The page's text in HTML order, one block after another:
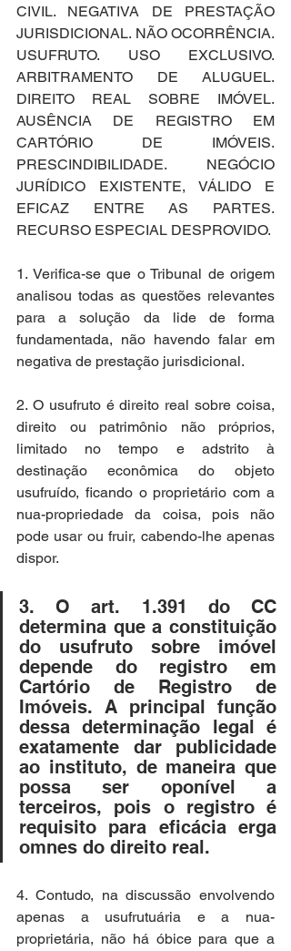
CIVIL. NEGATIVA DE PRESTAÇÃO
JURISDICIONAL. NÃO OCORRÊNCIA.
USUFRUTO. USO EXCLUSIVO.
ARBITRAMENTO DE ALUGUEL.
DIREITO REAL SOBRE IMÓVEL.
AUSÊNCIA DE REGISTRO EM
CARTÓRIO DE IMÓVEIS.
PRESCINDIBILIDADE. NEGÓCIO
JURÍDICO EXISTENTE, VÁLIDO E
EFICAZ ENTRE AS PARTES.
RECURSO ESPECIAL DESPROVIDO.
1. Verifica-se que o Tribunal de origem
analisou todas as questões relevantes
para a solução da lide de forma
fundamentada, não havendo falar em
negativa de prestação jurisdicional.
2. O usufruto é direito real sobre coisa,
direito ou patrimônio não próprios,
limitado no tempo e adstrito à
destinação econômica do objeto
usufruído, ficando o proprietário com a
nua-propriedade da coisa, pois não
pode usar ou fruir, cabendo-lhe apenas
dispor.
3. O art. 1.391 do CC
determina que a constituição
do usufruto sobre imóvel
depende do registro em
Cartório de Registro de
Imóveis. A principal função
dessa determinação legal é
exatamente dar publicidade
ao instituto, de maneira que
possa ser oponível a
terceiros, pois o registro é
requisito para eficácia erga
omnes do direito real.
4. Contudo, na discussão envolvendo
apenas a usufrutuária e a nua-
proprietária, não há óbice para que a